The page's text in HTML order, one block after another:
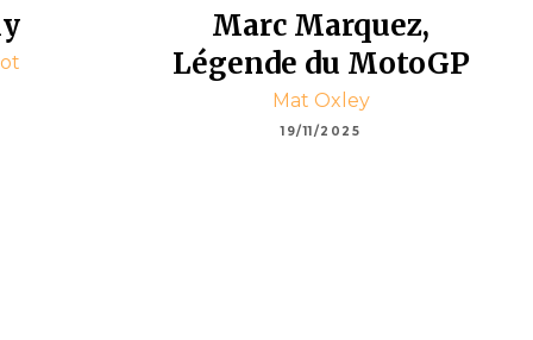
Marc Marquez,
Légende du MotoGP
Mat Oxley
19/11/2025